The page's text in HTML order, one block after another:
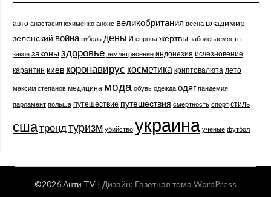
авто анастасия юхименко анонс великобритания весна владимир
зеленский война гибель деньги европа жертвы заболеваемость
закон законыздоровье землетрясение индонезия исчезновение
карантин киев коронавирус косметика криптовалюта лето
максим степанов медицина мода обувь одежда одяг пандемия
парламент польша путешествие путешествия смертность спорт стиль
сшатрендтуризм убийство украина учёные футбол
©2026 Анти TV | Дизайн: Газетная тема WordPress